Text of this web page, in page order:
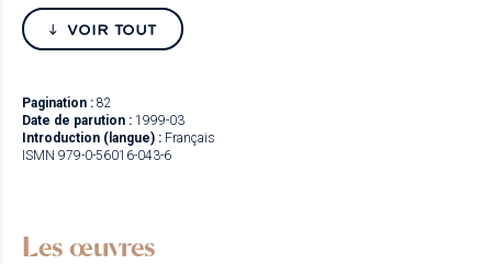
VOIR TOUT
Pagination : 82
Date de parution : 1999-03
Introduction (langue) : Français
ISMN 979-0-56016-043-6
Les œuvres